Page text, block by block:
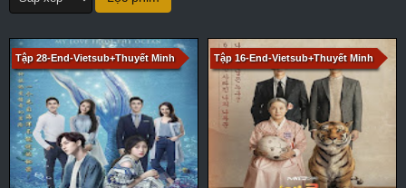
Tập 28-End-Vietsub+Thuyết Minh Tập 16-End-Vietsub+Thuyết Minh